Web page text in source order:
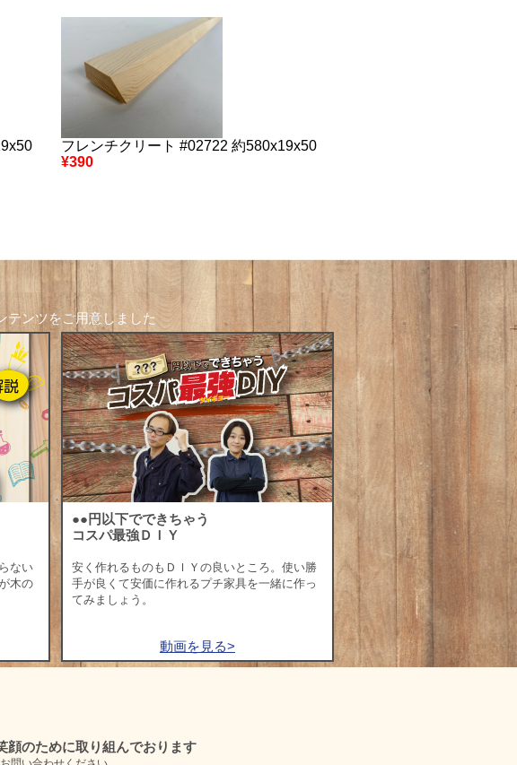
フレンチクリート #02722 約580x19x50
¥390
テンツをご用意しました
ない
木の
●●円以下でできちゃう
コスパ最強ＤＩＹ
安く作れるものもＤＩＹの良いところ。使い勝
手が良くて安価に作れるプチ家具を一緒に作っ
てみましょう。
動画を見る>
顔のために取り組んでおります